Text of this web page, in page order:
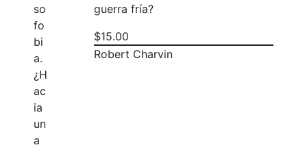
guerra fría?
$15.00
Robert Charvin